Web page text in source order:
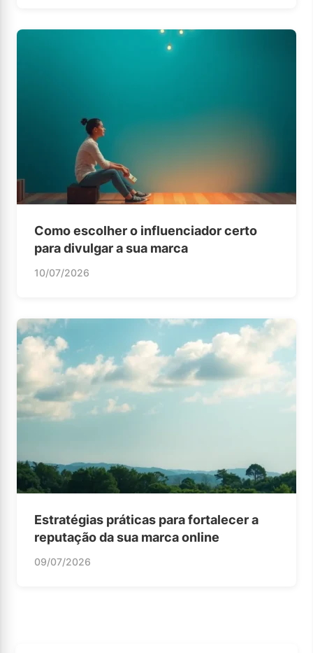
Como escolher o influenciador certo
para divulgar a sua marca
10/07/2026
Estratégias práticas para fortalecer a
reputação da sua marca online
09/07/2026